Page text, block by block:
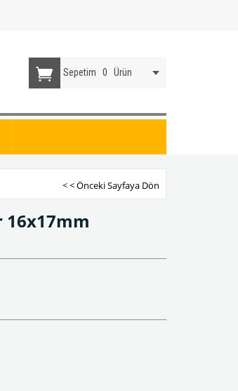
Sepetim 0 Ürün
< < Önceki Sayfaya Dön
16x17mm